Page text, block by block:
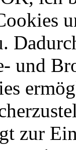
und
zur